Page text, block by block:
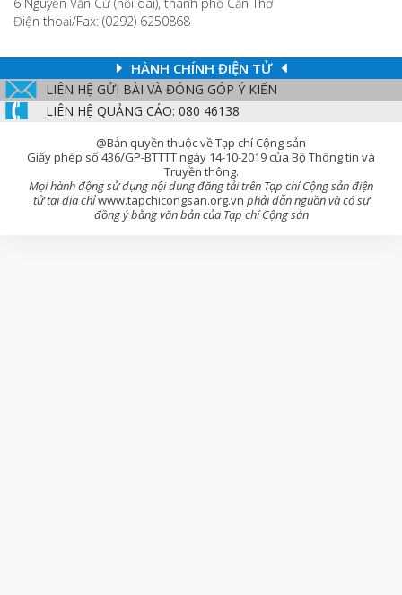
6 Nguyễn Văn Cừ (nối dài), thành phố Cần Thơ
Điện thoại/Fax: (0292) 6250868
HÀNH CHÍNH ĐIỆN TỬ
LIÊN HỆ GỬI BÀI VÀ ĐÓNG GÓP Ý KIẾN
LIÊN HỆ QUẢNG CÁO: 080 46138
@Bản quyền thuộc về Tạp chí Cộng sản
Giấy phép số 436/GP-BTTTT ngày 14-10-2019 của Bộ Thông tin và
Truyền thông.
Mọi hành động sử dụng nội dung đăng tải trên Tạp chí Cộng sản điện
tử tại địa chỉwww.tapchicongsan.org.vn phải dẫn nguồn và có sự
đồng ý bằng văn bản của Tạp chí Cộng sản